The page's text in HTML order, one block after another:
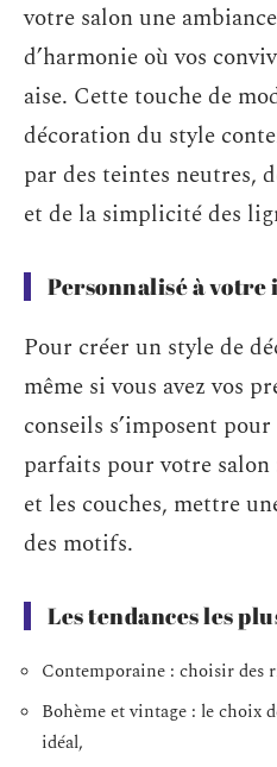
votre salon une
d’harmonie où vos
aise. Cette touche de
décoration du style
par des teintes neutres,
et de la simplicité des
Personnalisé à votre
Pour créer un style de
même si vous avez vos
conseils s’imposent
parfaits pour votre salon
et les couches, mettre
des motifs.
Les tendances les
Contemporaine : choisir des
Bohème et vintage : le choix
idéal,